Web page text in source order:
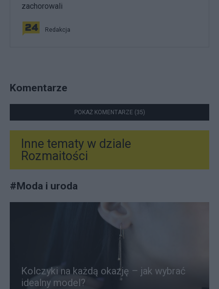
zachorowali
Redakcja
Komentarze
POKAŻ KOMENTARZE (35)
Inne tematy w dziale
Rozmaitości
#Moda i uroda
Kolczyki na każdą okazję – jak wybrać
idealny model?